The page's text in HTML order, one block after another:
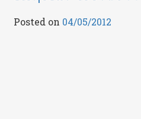
Posted on 04/05/2012